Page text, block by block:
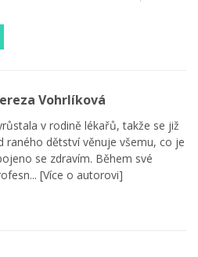
Vohrlíková
v rodině lékařů, takže se již
raného dětství věnuje všemu, co je
se zdravím. Během své
[Více o autorovi]